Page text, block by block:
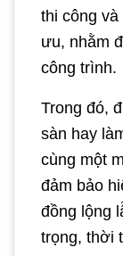
thi công
ưu, nhằm
công trình.
Trong đó,
sàn hay
cùng một
đảm bảo
đồng lộng
trọng, thời